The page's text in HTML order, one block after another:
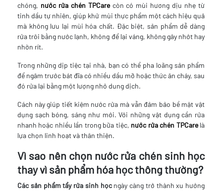
chóng, nước rửa chén TPCarecòn có mùi hương dịu nhẹ từ
tinh dầu tự nhiên, giúp khử mùi thực phẩm một cách hiệu quả
mà không lưu lại mùi hóa chất. Đặc biệt, sản phẩm dễ dàng
rửa trôi bằng nước lạnh, không để lại váng, không gây nhớt hay
nhờn rít.
Trong những dịp tiệc tại nhà, bạn có thể pha loãng sản phẩm
để ngâm trước bát đĩa có nhiều dầu mỡ hoặc thức ăn cháy, sau
đó rửa lại bằng một lượng nhỏ dung dịch.
Cách này giúp tiết kiệm nước rửa mà vẫn đảm bảo bề mặt vật
dụng sạch bóng, sáng như mới. Với những vật dụng cần rửa
nhanh hoặc nhiều lần trong bữa tiệc, nước rửa chén TPCarelà
lựa chọn linh hoạt và thân thiện.
Vì sao nên chọn nước rửa chén sinh học
thay vì sản phẩm hóa học thông thường?
Các sản phẩm tẩy rửa sinh họcngày càng trở thành xu hướng